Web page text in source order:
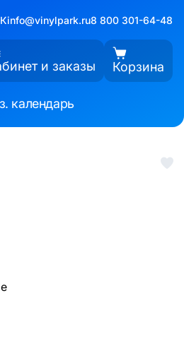
info@vinylpark.ru8 800 301-64-48
и заказы Корзина
календарь